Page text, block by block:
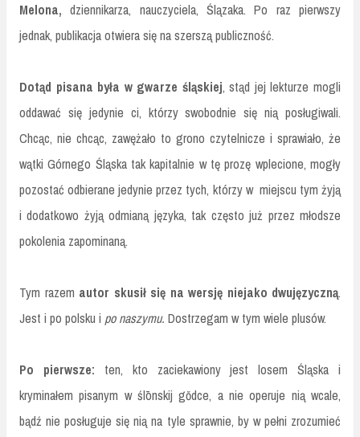
Melona,dziennikarza, nauczyciela, Ślązaka. Po raz pierwszy
jednak, publikacja otwiera się na szerszą publiczność.
Dotąd pisana była w gwarze śląskiej, stąd jej lekturze mogli
oddawać się jedynie ci, którzy swobodnie się nią posługiwali.
Chcąc, nie chcąc, zawężało to grono czytelnicze i sprawiało, że
wątki Górnego Śląska tak kapitalnie w tę prozę wplecione, mogły
pozostać odbierane jedynie przez tych, którzy w miejscu tym żyją
i dodatkowo żyją odmianą języka, tak często już przez młodsze
pokolenia zapominaną.
Tym razem autor skusił się na wersję niejako dwujęzyczną.
Jest i po polsku i po naszymu. Dostrzegam w tym wiele plusów.
Po pierwsze: ten, kto zaciekawiony jest losem Śląska i
kryminałem pisanym w ślōnskij gŏdce, a nie operuje nią wcale,
bądź nie posługuje się nią na tyle sprawnie, by w pełni zrozumieć